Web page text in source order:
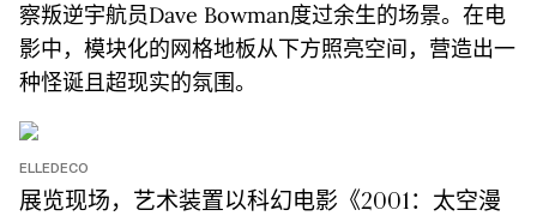
察叛逆宇航员Dave Bowman度过余生的场景。在电
影中，模块化的网格地板从下方照亮空间，营造出一
种怪诞且超现实的氛围。
ELLEDECO
展览现场，艺术装置以科幻电影《2001：太空漫